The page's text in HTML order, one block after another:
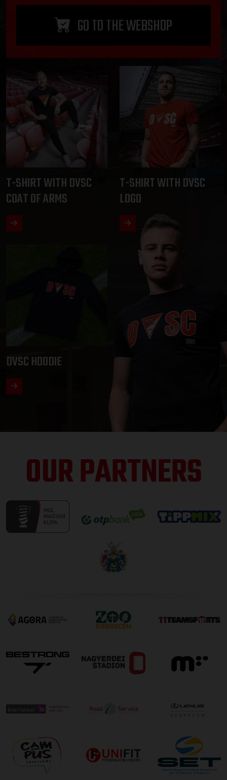
GO TO THE WEBSHOP
T-SHIRT WITH DVSC
COAT OF ARMS
T-SHIRT WITH DVSC
LOGO
DVSC HOODIE
OUR PARTNERS